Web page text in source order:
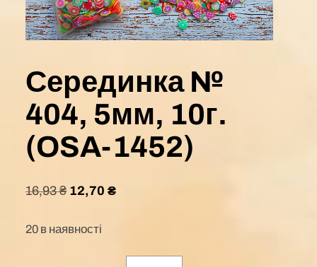
Серединка №
404, 5мм, 10г.
(OSA-1452)
16,93₴ 12,70 ₴
20 в наявності